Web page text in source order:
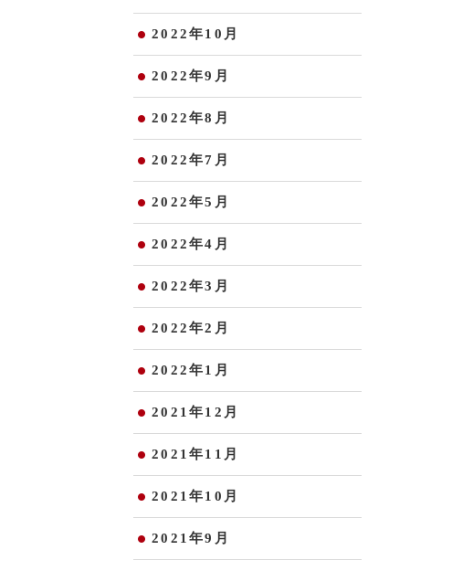
2022年10月
2022年9月
2022年8月
2022年7月
2022年5月
2022年4月
2022年3月
2022年2月
2022年1月
2021年12月
2021年11月
2021年10月
2021年9月